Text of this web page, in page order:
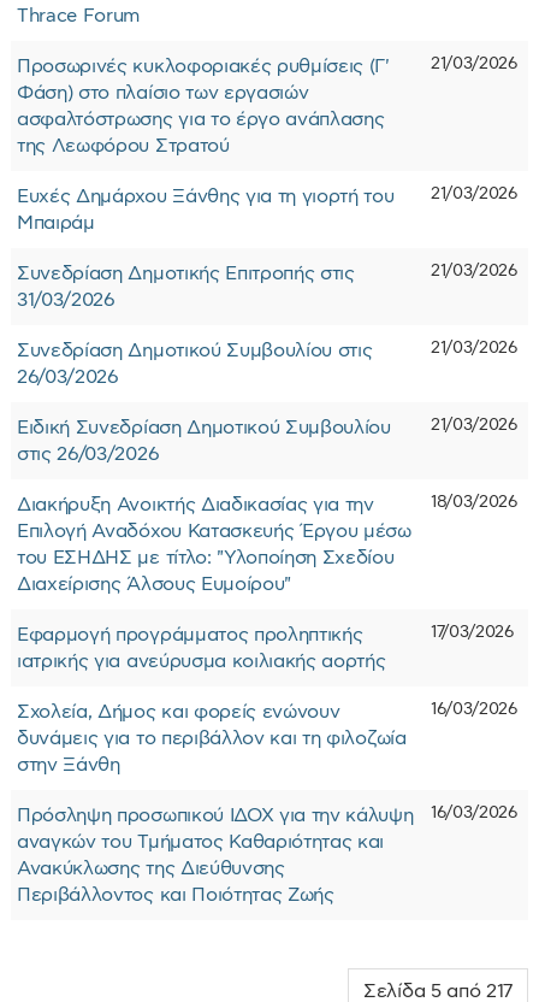
Thrace Forum
Προσωρινές κυκλοφοριακές ρυθμίσεις (Γ'
Φάση) στο πλαίσιο των εργασιών
ασφαλτόστρωσης για το έργο ανάπλασης
της Λεωφόρου Στρατού
21/03/2026
Ευχές Δημάρχου Ξάνθης για τη γιορτή του
Μπαιράμ
21/03/2026
Συνεδρίαση Δημοτικής Επιτροπής στις
31/03/2026
21/03/2026
Συνεδρίαση Δημοτικού Συμβουλίου στις
26/03/2026
21/03/2026
Ειδική Συνεδρίαση Δημοτικού Συμβουλίου
στις 26/03/2026
21/03/2026
Διακήρυξη Ανοικτής Διαδικασίας για την
Επιλογή Αναδόχου Κατασκευής Έργου μέσω
του ΕΣΗΔΗΣ με τίτλο: "Υλοποίηση Σχεδίου
Διαχείρισης Άλσους Ευμοίρου"
18/03/2026
Εφαρμογή προγράμματος προληπτικής
ιατρικής για ανεύρυσμα κοιλιακής αορτής
17/03/2026
Σχολεία, Δήμος και φορείς ενώνουν
δυνάμεις για το περιβάλλον και τη φιλοζωία
στην Ξάνθη
16/03/2026
Πρόσληψη προσωπικού ΙΔΟΧ για την κάλυψη
αναγκών του Τμήματος Καθαριότητας και
Ανακύκλωσης της Διεύθυνσης
Περιβάλλοντος και Ποιότητας Ζωής
16/03/2026
Σελίδα 5 από 217